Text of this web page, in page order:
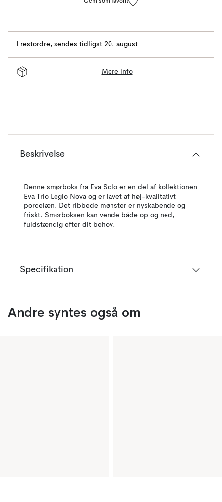
Gem som favorit
I restordre, sendes tidligst 20. august
Mere info
Beskrivelse
Denne smørboks fra Eva Solo er en del af kollektionen
Eva Trio Legio Nova og er lavet af høj-kvalitativt
porcelæn. Det ribbede mønster er nyskabende og
friskt. Smørboksen kan vende både op og ned,
fuldstændig efter dit behov.
Specifikation
Andre syntes også om